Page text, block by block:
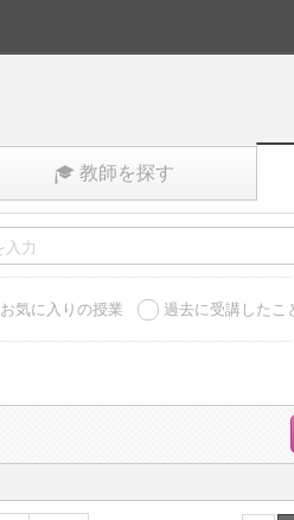
教師を探す
お気に入りの授業 過去に受講したこ